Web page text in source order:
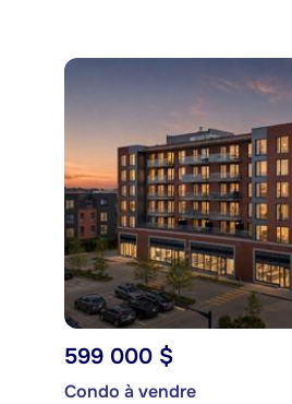
599 000 $
Condo à vendre